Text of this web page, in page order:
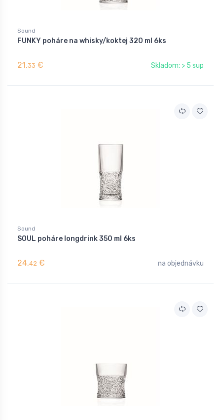
Sound
FUNKY poháre na whisky/koktej 320 ml 6ks
21,33 € Skladom: > 5 sup
Sound
SOUL poháre longdrink 350 ml 6ks
24,42 € na objednávku